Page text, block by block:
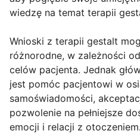
wiedzę na temat terapii
Wnioski z terapii gestalt
różnorodne, w zależności
celów pacjenta. Jednak
jest pomóc pacjentowi w
samoświadomości,
pozwolenie na pełniejsze
emocji i relacji z otoczeniem.